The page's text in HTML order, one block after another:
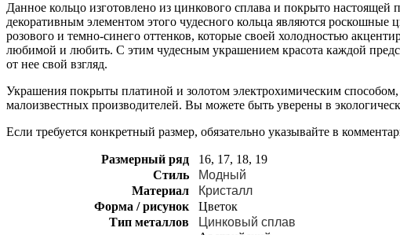
Данное кольцо изготовлено из цинкового сплава и покрыто
декоративным элементом этого чудесного кольца являются
розового и темно-синего оттенков, которые своей холодностью
любимой и любить. С этим чудесным украшением красота каждой
от нее свой взгляд.
Украшения покрыты платиной и золотом электрохимическим
малоизвестных производителей. Вы можете быть уверены в
Если требуется конкретный размер, обязательно указывайте в
Размерный ряд
16, 17, 18, 19
Стиль
Модный
Материал
Кристалл
Форма / рисунок
Цветок
Тип металлов
Цинковый сплав